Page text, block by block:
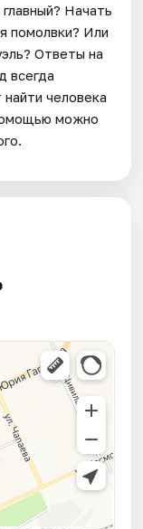
Начать
помолвки? Или
Ответы на
всегда
человека
можно